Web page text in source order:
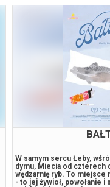
W samym sercu Łeby,
dymu, Miecia od czterech
wędzarnię ryb. To
- to jej żywioł, powołanie